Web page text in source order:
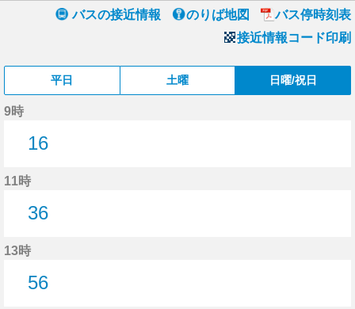
バスの接近情報 のりば地図
バス停時刻表
接近情報コード印刷
平日 土曜 日曜/祝日
9時
16
11時
36
13時
56